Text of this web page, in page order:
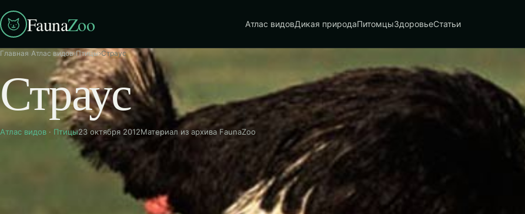
FaunaZoo Атлас видовДикая природаПитомцыЗдоровьеСтатьи
Главная›Атлас видов›Птицы›Страус
Страус
Атлас видов · Птицы23 октября 2012Материал из архива FaunaZoo